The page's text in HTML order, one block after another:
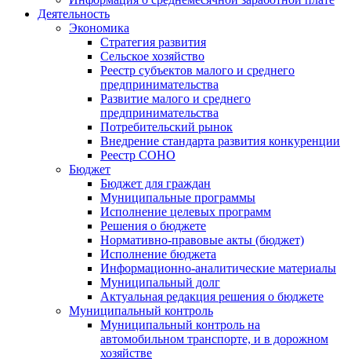
Деятельность
Экономика
Стратегия развития
Сельское хозяйство
Реестр субъектов малого и среднего
предпринимательства
Развитие малого и среднего
предпринимательства
Потребительский рынок
Внедрение стандарта развития конкуренции
Реестр СОНО
Бюджет
Бюджет для граждан
Муниципальные программы
Исполнение целевых программ
Решения о бюджете
Нормативно-правовые акты (бюджет)
Исполнение бюджета
Информационно-аналитические материалы
Муниципальный долг
Актуальная редакция решения о бюджете
Муниципальный контроль
Муниципальный контроль на
автомобильном транспорте, и в дорожном
хозяйстве